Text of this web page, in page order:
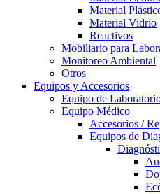
Material
Material Vidrio
Reactivos
Mobiliario para
Monitoreo Ambiental
Otros
Equipos y Accesorios
Equipo de
Equipo Médico
Accesorios /
Equipos de